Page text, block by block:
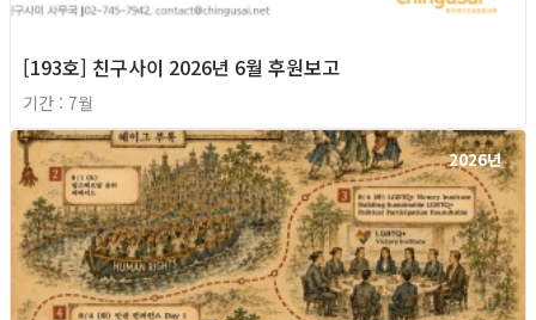
[193호] 친구사이 2026년 6월 후원보고
기간 : 7월
2026년